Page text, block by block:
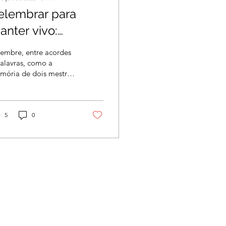
para
vivo:
e
Suassuna
no coração
cultura
entre acordes
como a
de dois mestres
5 0